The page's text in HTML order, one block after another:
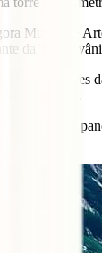
Museu de
da
dos maiores
de plantas.
com vistas